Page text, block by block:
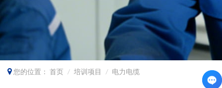
您的位置： 首页 培训项目 电力电缆